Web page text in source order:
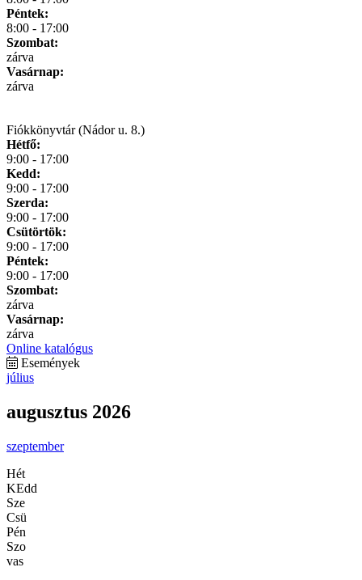
Péntek:
8:00 - 17:00
Szombat:
zárva
Vasárnap:
zárva
Fiókkönyvtár (Nádor u. 8.)
Hétfő:
9:00 - 17:00
Kedd:
9:00 - 17:00
Szerda:
9:00 - 17:00
Csütörtök:
9:00 - 17:00
Péntek:
9:00 - 17:00
Szombat:
zárva
Vasárnap:
zárva
Online katalógus
Események
július
augusztus 2026
szeptember
Hét
KEdd
Sze
Csü
Pén
Szo
vas